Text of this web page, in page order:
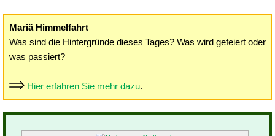
Mariä Himmelfahrt
Was sind die Hintergründe dieses Tages? Was wird gefeiert oder
was passiert?
Hier erfahren Sie mehr dazu.